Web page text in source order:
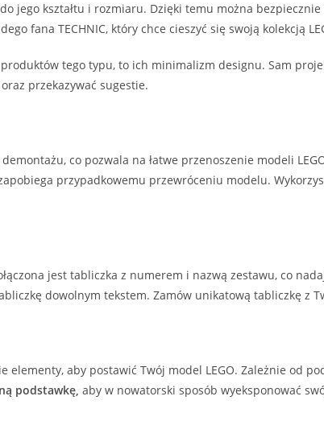
jego kształtu i rozmiaru. Dzięki temu można
fana TECHNIC, który chce cieszyć się swoją kolekcją
tego typu, to ich minimalizm designu. Sam
przekazywać sugestie.
co pozwala na łatwe przenoszenie modeli
przypadkowemu przewróceniu modelu.
jest tabliczka z numerem i nazwą zestawu, co
dowolnym tekstem. Zamów unikatową tabliczkę z
elementy, aby postawić Twój model LEGO. Zależnie od
podstawkę, aby w nowatorski sposób wyeksponować